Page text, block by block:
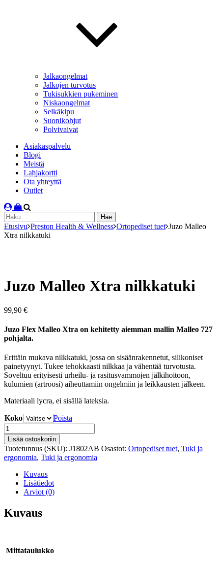
Jalkaongelmat
Jalkojen turvotus
Tukisukkien pukeminen
Niskaongelmat
Selkäkipu
Suonikohjut
Polvivaivat
Asiakaspalvelu
Blogi
Meistä
Lahjakortti
Ota yhteyttä
Outlet
Haku:
Etusivu Preston Health & Wellness Ortopediset tuet Juzo Malleo
Xtra nilkkatuki
Juzo Malleo Xtra nilkkatuki
99,90 €
Juzo Flex Malleo Xtra on kehitetty aiemman mallin Malleo 727
pohjalta.
Erittäin mukava nilkkatuki, jossa on sisäänrakennetut, silikoniset
painetyynyt. Tukee tehokkaasti nilkkaa ja vähentää turvotusta.
Soveltuu erityisesti urheilu- ja rasitusvammojen jälkihoitoon,
kulumien (artroosi) aiheuttamiin ongelmiin ja leikkausten jälkeen.
Materiaali lycra, ei sisällä lateksia.
Koko
Poista
Juzo
Malleo
Xtra
nilkkatuki
määrä
Lisää ostoskoriin
Tuotetunnus (SKU): J1802AB Osastot: Ortopediset tuet, Tuki ja
ergonomia, Tuki ja ergonomia
Kuvaus
Lisätiedot
Arviot (0)
Kuvaus
Mittataulukko